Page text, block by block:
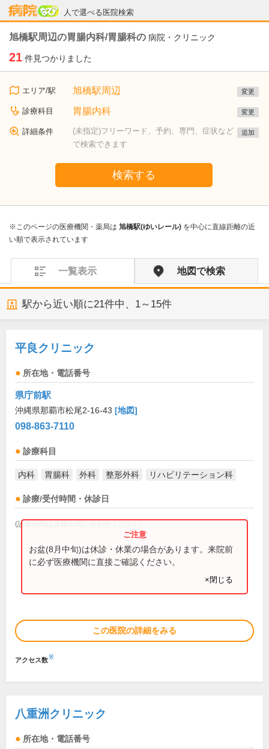
人で選べる医院検索
病院なび
旭橋駅周辺の胃腸内科/胃腸科の 病院・クリニック
21 件見つかりました
エリア/駅 旭橋駅周辺 変更
診療科目 胃腸内科 変更
詳細条件
(未指定)フリーワード、予約、専門、症状など
で検索できます
追加
検索する
※このページの医療機関・薬局は 旭橋駅(ゆいレール) を中心に直線距離の近
い順で表示されています
一覧表示 地図で検索
駅から近い順に21件中、 1～15件
平良クリニック
所在地・電話番号
県庁前駅
沖縄県那覇市松尾2-16-43 [地図]
098-863-7110
診療科目
内科 胃腸科 外科 整形外科 リハビリテーション科
診療/受付時間・休診日
(診療時間は直接お問い合わせください)
お盆(8月中旬)は休診・休業の場合があります。来院前
に必ず医療機関に直接ご確認ください。
×閉じる
この医院の詳細をみる
アクセス数※
八重洲クリニック
所在地・電話番号